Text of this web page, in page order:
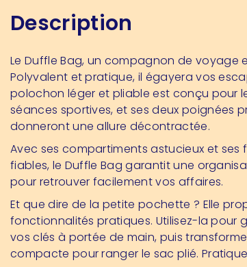
Description
Le Duffle Bag, un compagnon de voyage
Polyvalent et pratique, il égayera vos
polochon léger et pliable est conçu pour
séances sportives, et ses deux poignées
donneront une allure décontractée.
Avec ses compartiments astucieux et ses
fiables, le Duffle Bag garantit une
pour retrouver facilement vos affaires.
Et que dire de la petite pochette ? Elle
fonctionnalités pratiques. Utilisez-la pour
vos clés à portée de main, puis
compacte pour ranger le sac plié.